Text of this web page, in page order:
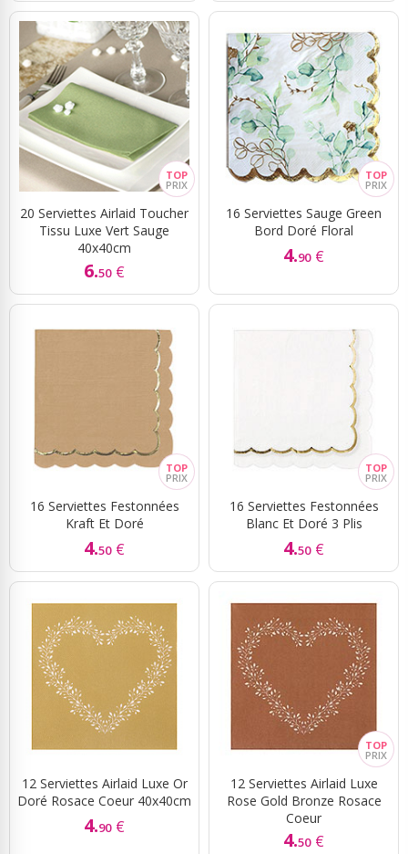
20 Serviettes Airlaid Toucher
Tissu Luxe Vert Sauge
40x40cm
6.50 €
16 Serviettes Sauge Green
Bord Doré Floral
4.90 €
16 Serviettes Festonnées
Kraft Et Doré
4.50 €
16 Serviettes Festonnées
Blanc Et Doré 3 Plis
4.50 €
12 Serviettes Airlaid Luxe Or
Doré Rosace Coeur 40x40cm
4.90 €
12 Serviettes Airlaid Luxe
Rose Gold Bronze Rosace
Coeur
4.50 €